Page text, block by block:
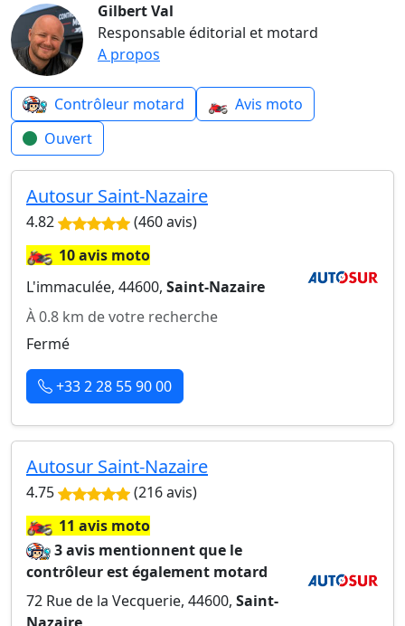
Gilbert Val
Responsable éditorial et motard
A propos
Contrôleur motard 🏍️ Avis moto
Ouvert
Autosur Saint-Nazaire
4.82 (460 avis)
🏍️10 avis moto
L'immaculée, 44600, Saint-Nazaire
À 0.8 km de votre recherche
Fermé
+33 2 28 55 90 00
Autosur Saint-Nazaire
4.75 (216 avis)
🏍️11 avis moto
3 avis mentionnent que le
contrôleur est également motard
72 Rue de la Vecquerie, 44600, Saint-